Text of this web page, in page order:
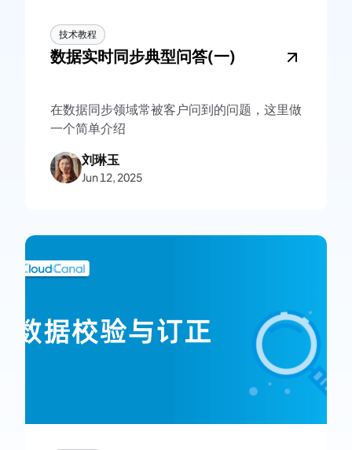
技术教程
数据实时同步典型问答(一)
在数据同步领域常被客户问到的问题，这里做
一个简单介绍
刘琳玉
Jun 12, 2025